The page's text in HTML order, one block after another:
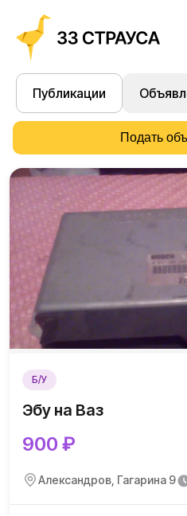
Публикации
Подать
Б/У
Эбу на Ваз
900 ₽
Александров, Гагарина 9